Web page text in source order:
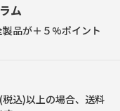
ム
品が＋５%ポイント
込)以上の場合、送料